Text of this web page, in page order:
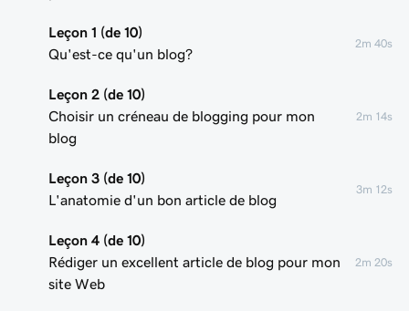
Leçon 1 (de 10)
Qu'est-ce qu'un blog?
2m 40s
Leçon 2 (de 10)
Choisir un créneau de blogging pour mon
blog
2m 14s
Leçon 3 (de 10)
L'anatomie d'un bon article de blog
3m 12s
Leçon 4 (de 10)
Rédiger un excellent article de blog pour mon
site Web
2m 20s